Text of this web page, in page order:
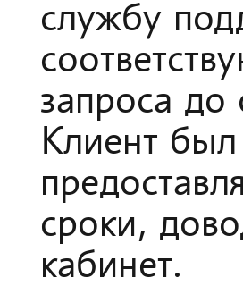
службу
запроса до
Клиент
сроки,
кабинет.